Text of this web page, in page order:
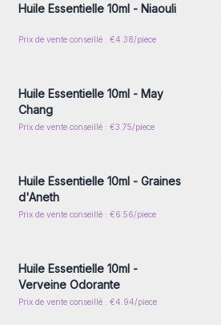
Huile Essentielle 10ml - Niaouli
Prix de vente conseillé : €4.38/piece
Connectez-vous ou inscrivez-
Huile Essentielle 10ml - May
Chang
Prix de vente conseillé : €3.75/piece
Connectez-vous ou inscrivez-
Huile Essentielle 10ml - Graines
d'Aneth
Prix de vente conseillé : €6.56/piece
Connectez-vous ou inscrivez-
Huile Essentielle 10ml -
Verveine Odorante
Prix de vente conseillé : €4.94/piece
Connectez-vous ou inscrivez-